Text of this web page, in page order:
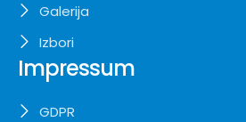
Galerija
Izbori
Impressum
GDPR